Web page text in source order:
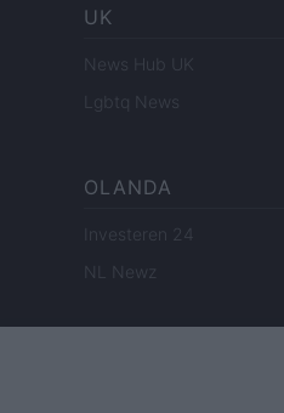
UK
News Hub UK
Lgbtq News
OLANDA
Investeren 24
NL Newz